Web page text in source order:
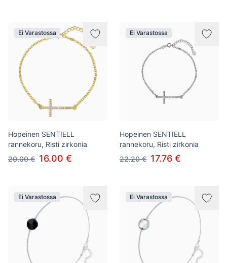
Ei Varastossa
Hopeinen SENTIELL
rannekoru, Risti zirkonia
20.00 € 16.00 €
Ei Varastossa
Hopeinen SENTIELL
rannekoru, Risti zirkonia
22.20 € 17.76 €
Ei Varastossa Ei Varastossa